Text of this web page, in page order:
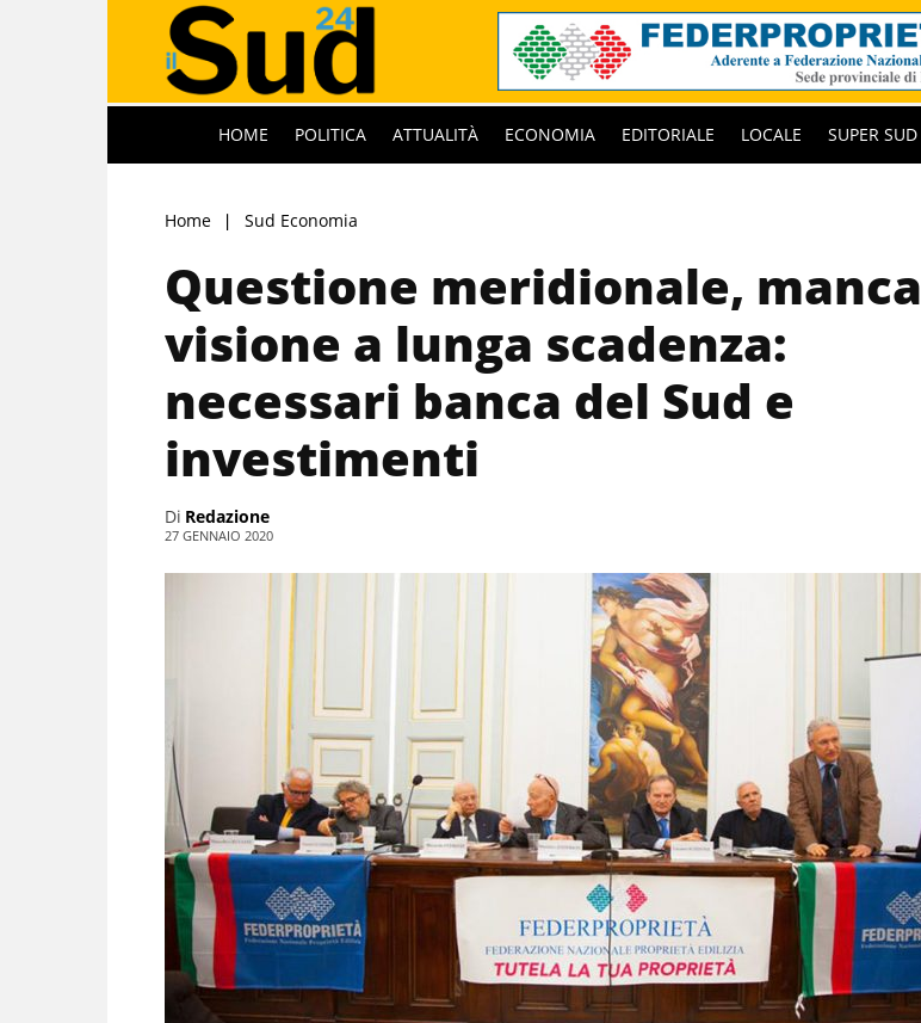
HOME POLITICA ATTUALITÀ ECONOMIA EDITORIALE LOCALE SUPER SUD
Home Sud Economia
Questione meridionale, manca
visione a lunga scadenza:
necessari banca del Sud e
investimenti
Di Redazione
27 GENNAIO 2020